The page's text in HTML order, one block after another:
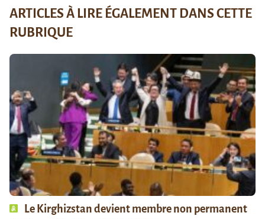
ARTICLES À LIRE ÉGALEMENT DANS CETTE
RUBRIQUE
Le Kirghizstan devient membre non permanent